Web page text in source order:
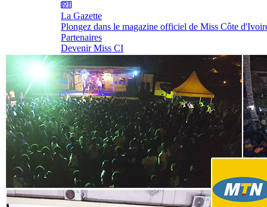
La Gazette
Plongez dans le magazine officiel de Miss Côte
Partenaires
Devenir Miss CI